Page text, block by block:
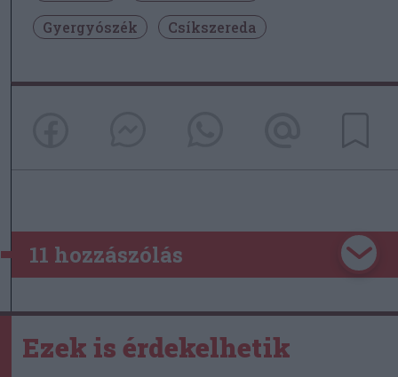
Gyergyószék
Csíkszereda
11 hozzászólás
Ezek is érdekelhetik